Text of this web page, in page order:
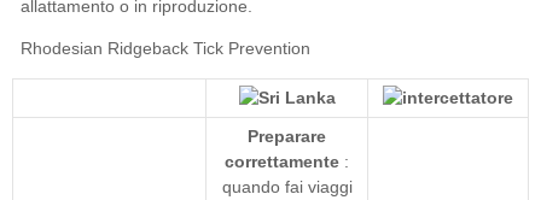
Preparare
correttamente :
quando fai viaggi